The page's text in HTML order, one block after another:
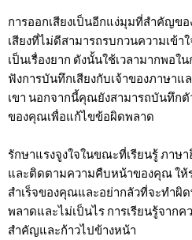
การออกเสียงเป็นอีกแง่มุมที่สำคัญขอ
เสียงที่ไม่ดีสามารถรบกวนความเข้า
เป็นเรื่องยาก ดังนั้นใช้เวลามากพอ
ฟังการบันทึกเสียงกับเจ้าของภาษา
เขา นอกจากนี้คุณยังสามารถบันทึกตั
ของคุณเพื่อแก้ไขข้อผิดพลาด
รักษาแรงจูงใจในขณะที่เรียนรู้ ภาษ
และติดตามความคืบหน้าของคุณ ให้
สำเร็จของคุณและอย่ากลัวที่จะทำผิ
พลาดและไม่เป็นไร การเรียนรู้จาก
สำคัญและก้าวไปข้างหน้า